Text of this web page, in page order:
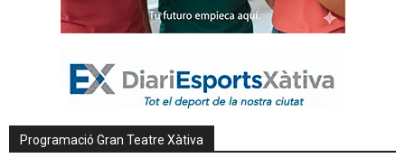
Programació Gran Teatre Xàtiva